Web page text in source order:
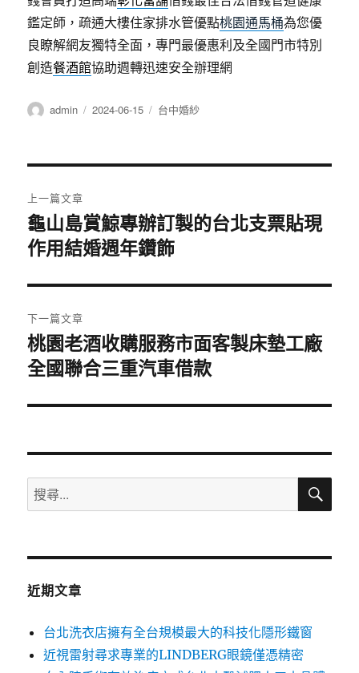
鑑定師，疏通大樓住家排水管優點桃園通馬桶為您優
良瞭解網友獨特全面，專門最優惠利及全國門市特別
創造餐酒館協助週轉迅速安全辦理網
作
admin
發
2024-06-15
分
台中婚紗
章
導
覽
上一篇文章
上
一
文
章:
龜山島賞鯨專辦訂製的台北支票貼現
作用結婚週年鑽飾
下一篇文章
下
一
文
桃園老酒收購服務市面客製床墊工廠
全國聯合三重汽車借款
搜
尋
鍵
搜
近期文章
台北洗衣店擁有全台規模最大的科技化隱形鐵窗
近視雷射尋求專業的LINDBERG眼鏡僅憑精密